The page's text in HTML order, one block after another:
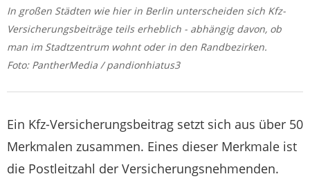
In großen Städten wie hier in Berlin unterscheiden sich Kfz-
Versicherungsbeiträge teils erheblich - abhängig davon, ob
man im Stadtzentrum wohnt oder in den Randbezirken.
Foto: PantherMedia / pandionhiatus3
Ein Kfz-Versicherungsbeitrag setzt sich aus über 50
Merkmalen zusammen. Eines dieser Merkmale ist
die Postleitzahl der Versicherungsnehmenden.